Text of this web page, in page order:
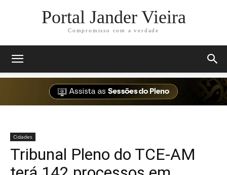
Portal Jander Vieira
Compromisso com a verdade
Cidades
Tribunal Pleno do TCE-AM